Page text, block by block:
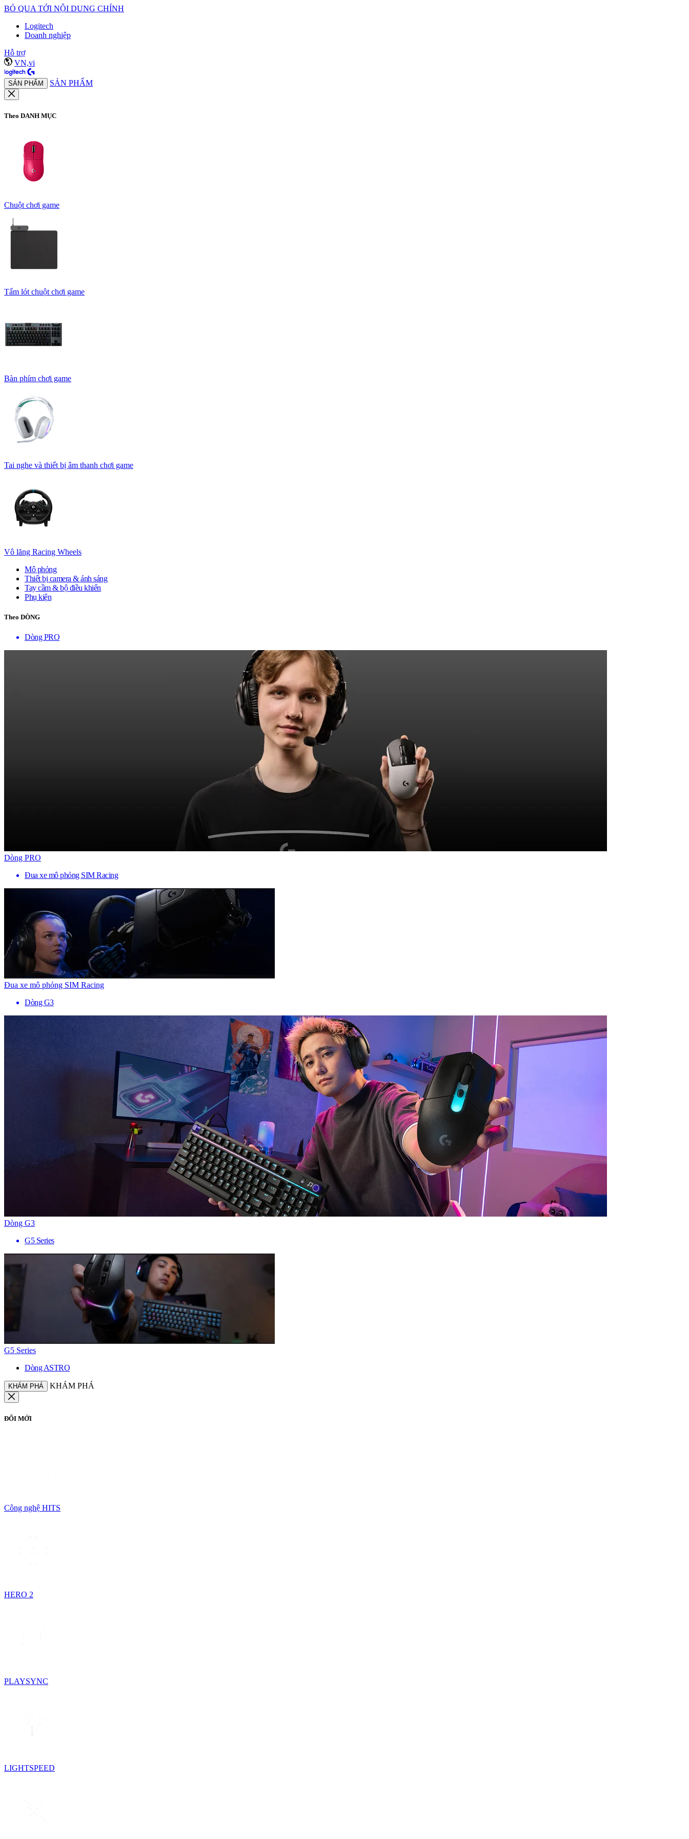
BỎ QUA TỚI NỘI DUNG CHÍNH
Logitech
Doanh nghiệp
Hỗ trợ
VN,vi
SẢN PHẨM SẢN PHẨM
Theo DANH MỤC
Chuột chơi game
Tấm lót chuột chơi game
Bàn phím chơi game
Tai nghe và thiết bị âm thanh chơi game
Vô lăng Racing Wheels
Mô phỏng
Thiết bị camera & ánh sáng
Tay cầm & bộ điều khiển
Phụ kiện
Theo DÒNG
Dòng PRO
Dòng PRO
Đua xe mô phỏng SIM Racing
Đua xe mô phỏng SIM Racing
Dòng G3
Dòng G3
G5 Series
G5 Series
Dòng ASTRO
KHÁM PHÁ KHÁM PHÁ
ĐỔI MỚI
Công nghệ HITS
HERO 2
PLAYSYNC
LIGHTSPEED